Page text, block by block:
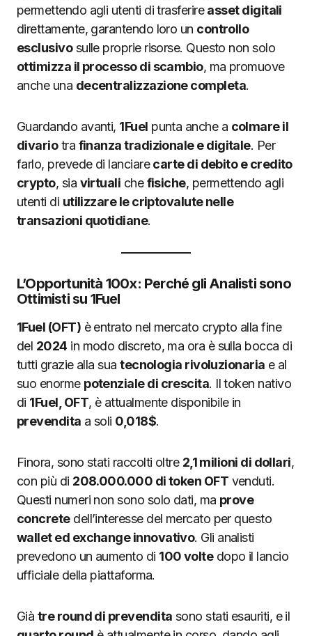
permettendo agli utenti di trasferireasset digitali
direttamente, garantendo loro un controllo
esclusivosulle proprie risorse. Questo non solo
ottimizza il processo di scambio, ma promuove
anche una decentralizzazione completa.
Guardando avanti, 1Fuel punta anche a colmare il
divariotra finanza tradizionale e digitale. Per
farlo, prevede di lanciarecarte di debito e credito
crypto, sia virtuali chefisiche, permettendo agli
utenti di utilizzare le criptovalute nelle
transazioni quotidiane.
L’Opportunità 100x: Perché gli Analisti sono
Ottimisti su 1Fuel
1Fuel (OFT) è entrato nel mercato crypto alla fine
del 2024 in modo discreto, ma ora è sulla bocca di
tutti grazie alla suatecnologia rivoluzionaria e al
suo enorme potenziale di crescita. Il token nativo
di 1Fuel, OFT, è attualmente disponibile in
prevendita a soli 0,018$.
Finora, sono stati raccolti oltre 2,1 milioni di dollari,
con più di 208.000.000 di token OFT venduti.
Questi numeri non sono solo dati, ma prove
concretedell’interesse del mercato per questo
wallet ed exchange innovativo. Gli analisti
prevedono un aumento di 100 voltedopo il lancio
ufficiale della piattaforma.
Già tre round di prevendita sono stati esauriti, e il